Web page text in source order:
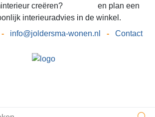
creëren?
en plan een
interieuradvies in de winkel.
- info@joldersma-wonen.nl - Contact